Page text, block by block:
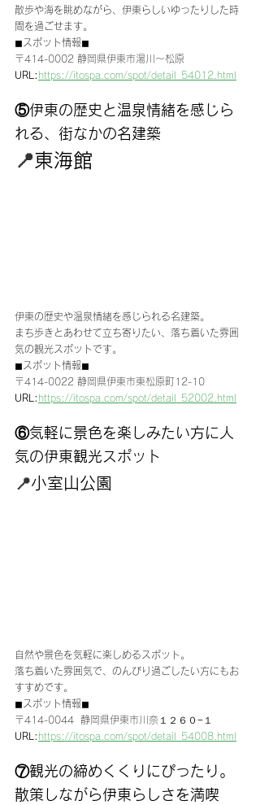
散歩や海を眺めながら、伊東らしいゆったりした時
間を過ごせます。
◼︎スポット情報◼︎
〒414-0002 静岡県伊東市湯川〜松原
URL: https://itospa.com/spot/detail_54012.html
⑤伊東の歴史と温泉情緒を感じら
れる、街なかの名建築
📍東海館
伊東の歴史や温泉情緒を感じられる名建築。
まち歩きとあわせて立ち寄りたい、落ち着いた雰囲
気の観光スポットです。
◼︎スポット情報◼︎
〒414-0022 静岡県伊東市東松原町12-10
URL: https://itospa.com/spot/detail_52002.html
⑥気軽に景色を楽しみたい方に人
気の伊東観光スポット
📍小室山公園
自然や景色を気軽に楽しめるスポット。
落ち着いた雰囲気で、のんびり過ごしたい方にもお
すすめです。
◼︎スポット情報◼︎
〒414-0044  静岡県伊東市川奈１２６０−１
URL: https://itospa.com/spot/detail_54008.html
⑦観光の締めくくりにぴったり。
散策しながら伊東らしさを満喫